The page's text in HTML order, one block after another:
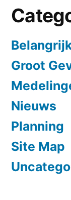
Groot
Nieuws
Planning
Site Map